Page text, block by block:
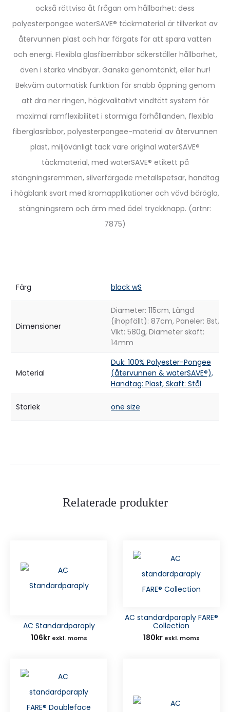
också rättvisa åt frågan om hållbarhet: dess
polyesterpongee waterSAVE® täckmaterial är tillverkat av
återvunnen plast och har färgats för att spara vatten
och energi. Flexibla glasfiberribbor säkerställer hållbarhet,
även i starka vindbyar. Ganska genomtänkt, eller hur!
Bekväm automatisk funktion för snabb öppning genom
att dra ner ringen, högkvalitativt vindtätt system för
maximal ramflexibilitet i stormiga förhållanden, flexibla
fiberglasribbor, polyesterpongee-material av återvunnen
plast, miljövänligt tack vare original waterSAVE®
täckmaterial, med waterSAVE® etikett på
stängningsremmen, silverfärgade metallspetsar, handtag
i högblank svart med kromapplikationer och vävd bärögla,
stängningsrem och ärm med ädel tryckknapp. (artnr:
7875)
Färg black wS
Dimensioner
Diameter: 115cm, Längd
(ihopfällt): 87cm, Paneler: 8st,
Vikt: 580g, Diameter skaft:
14mm
Material
Duk: 100% Polyester-Pongee
(återvunnen & waterSAVE®),
Handtag: Plast, Skaft: Stål
Storlek one size
Relaterade produkter
AC Standardparaply
106kr exkl. moms
AC standardparaply FARE®
Collection
180kr exkl. moms